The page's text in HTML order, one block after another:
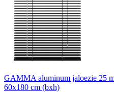
GAMMA aluminum jaloezie 25
60x180 cm (bxh)